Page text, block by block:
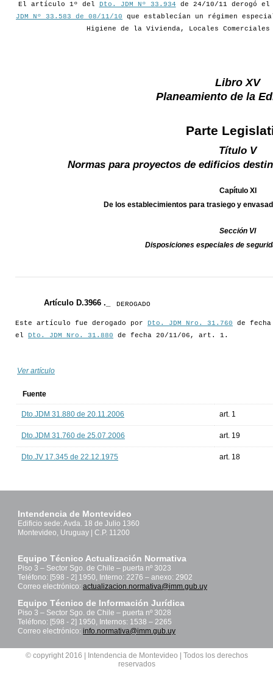
El artículo 1º del Dto. JDM Nº 33.934 de 24/10/11 derogó
JDM Nº 33.583 de 08/11/10 que establecían un régimen
Higiene de la Vivienda, Locales
Libro XV
Planeamiento de la
Parte
Título V
Normas para proyectos de edificios
Capítulo XI
De los establecimientos para trasiego y
Sección VI
Disposiciones especiales de
Artículo D.3966 ._ DEROGADO
Este artículo fue derogado por Dto. JDM Nro. 31.760 de
el
Dto. JDM Nro. 31.880 de fecha 20/11/06, art. 1.
Ver artículo
Fuente
Dto.JDM 31.880 de 20.11.2006 art. 1
Dto.JDM 31.760 de 25.07.2006 art. 19
Dto.JV 17.345 de 22.12.1975 art. 18
Intendencia de Montevideo
Edificio sede: Avda. 18 de Julio 1360
Montevideo, Uruguay | C.P. 11200
Equipo Técnico Actualización Normativa
Piso 3 – Sector Sgo. de Chile – puerta nº 3023
Teléfono: [598 - 2] 1950, Interno: 2276 – anexo: 2902
Correo electrónico: actualizacion.normativa@imm.gub.uy
Equipo Técnico de Información Jurídica
Piso 3 – Sector Sgo. de Chile – puerta nº 3028
Teléfono: [598 - 2] 1950, Internos: 1538 – 2265
Correo electrónico: info.normativa@imm.gub.uy
© copyright 2016 | Intendencia de Montevideo | Todos los derechos
reservados